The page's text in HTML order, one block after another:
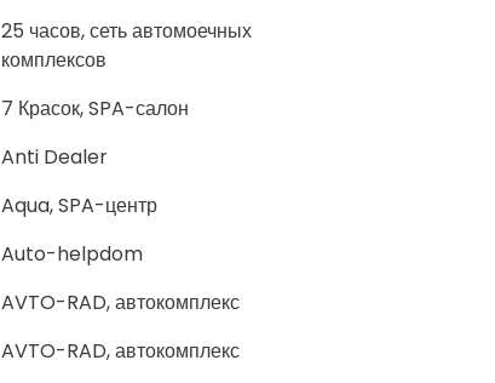
25 часов, сеть автомоечных
комплексов
7 Красок, SPA-салон
Anti Dealer
Aqua, SPA-центр
Auto-helpdom
AVTO-RAD, автокомплекс
AVTO-RAD, автокомплекс